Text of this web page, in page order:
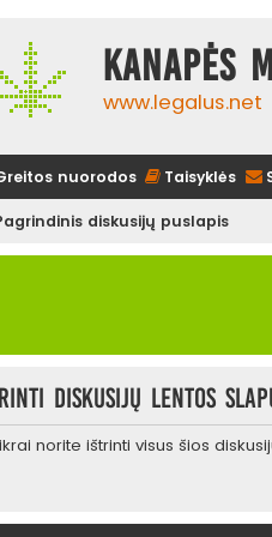
Kanapės
www.legalus.net
nuorodos Taisyklės
diskusijų puslapis
diskusijų lentos
norite ištrinti visus šios